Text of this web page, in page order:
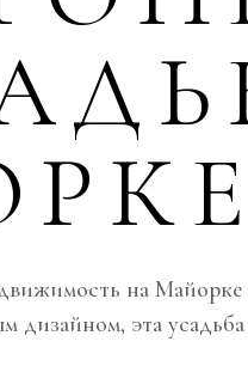
СИСТЕМА
КРЫША
САНТЕХНИКА
на
дизайном, эта